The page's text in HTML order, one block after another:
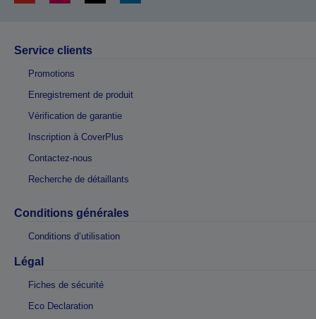
Service clients
Promotions
Enregistrement de produit
Vérification de garantie
Inscription à CoverPlus
Contactez-nous
Recherche de détaillants
Conditions générales
Conditions d’utilisation
Légal
Fiches de sécurité
Eco Declaration